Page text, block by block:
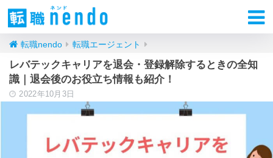
転職nendo 転職エージェント
レバテックキャリアを退会・登録解除するときの全知
識｜退会後のお役立ち情報も紹介！
2022年10月3日